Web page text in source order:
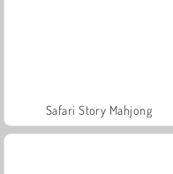
Safari Story Mahjong